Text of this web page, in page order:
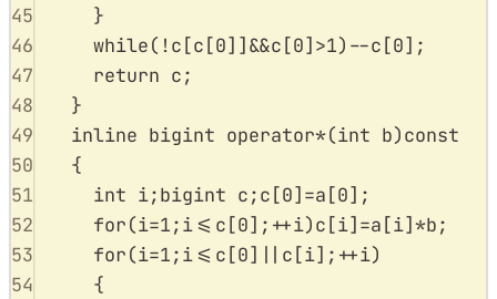
45
}
46
while( !c [c [0]] &&c [0] >1) --c [0];
47
return c;
48
}
49
inline bigint operator*(int b)const
50
{
51
int i;bigint c;c [0] =a [0];
52
for(i=1;i<= c [0]; ++i)c [i] =a [i] *b;
53
for(i=1;i<= c [0] c [i]; ++i)
54
{